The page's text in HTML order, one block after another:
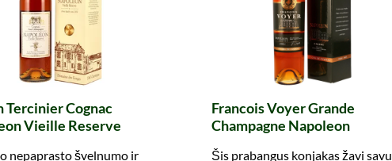
Tercinier Cognac
Vieille Reserve
nepaprasto švelnumo ir
Francois Voyer Grande
Champagne Napoleon
Šis prabangus konjakas žavi savu